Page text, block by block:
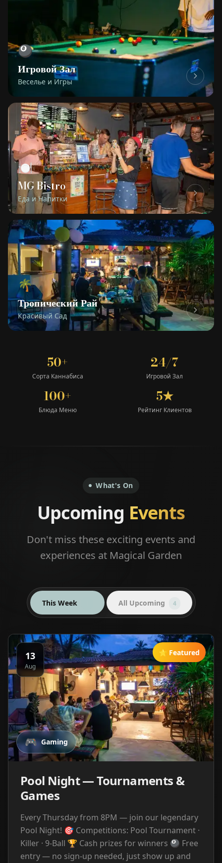
🎱
Игровой Зал
Веселье и Игры
🍽
MG Bistro
Еда и Напитки
🌴
Тропический Рай
Красивый Сад
50+
Сорта Каннабиса
24/7
Игровой Зал
100+
Блюда Меню
5★
Рейтинг Клиентов
What's On
Upcoming Events
Don't miss these exciting events and
experiences at Magical Garden
This Week All Upcoming 4
13
Aug
⭐ Featured
🎮 Gaming
Pool Night — Tournaments &
Games
Every Thursday from 8PM — join our legendary
Pool Night! 🎯 Competitions: Pool Tournament ·
Killer · 9-Ball 🏆 Cash prizes for winners 🎱 Free
entry — no sign-up needed, just show up and